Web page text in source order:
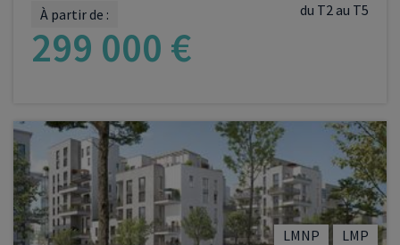
du T2 au T5
À partir de :
299 000 €
VOIR LE PROGRAMME
LMNP LMP